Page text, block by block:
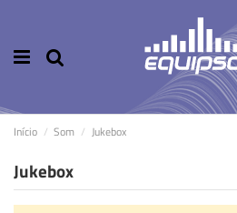
Início Som Jukebox
Jukebox